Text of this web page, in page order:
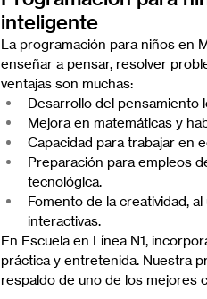
inteligente
La programación para niños en
enseñar a pensar, resolver
ventajas son muchas:
Desarrollo del pensamiento
Mejora en matemáticas y
Capacidad para trabajar en
Preparación para empleos
tecnológica.
Fomento de la creatividad,
interactivas.
En Escuela en Línea N1,
práctica y entretenida. Nuestra
respaldo de uno de los mejores